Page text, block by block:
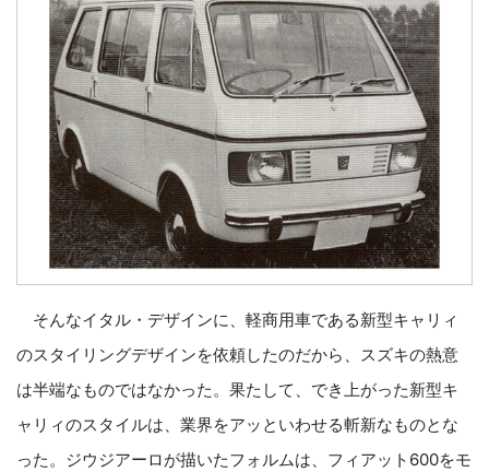
そんなイタル・デザインに、軽商用車である新型キャリィ
のスタイリングデザインを依頼したのだから、スズキの熱意
は半端なものではなかった。果たして、でき上がった新型キ
ャリィのスタイルは、業界をアッといわせる斬新なものとな
った。ジウジアーロが描いたフォルムは、フィアット600をモ